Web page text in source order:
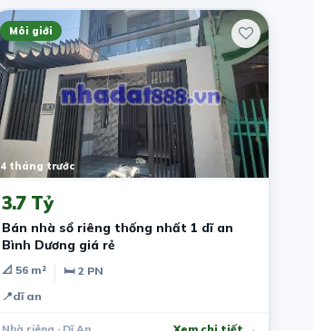
Môi giới
4 tháng trước
3.7 Tỷ
Bán nhà sổ riêng thống nhất 1 dĩ an
Bình Dương giá rẻ
📐 56 m²
🛏 2 PN
📍dĩ an